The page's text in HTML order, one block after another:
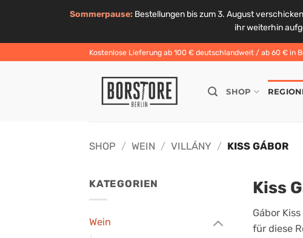
Sommerpause:Bestellungen bis zum 3. August
ihr weiterhin
Kostenlose Lieferung ab 100 € deutschlandweit / ab 60 € in
SHOP
SHOP / WEIN / VILLÁNY / KISS GÁBOR
KATEGORIEN
Wein
Kiss
Gábor
für diese